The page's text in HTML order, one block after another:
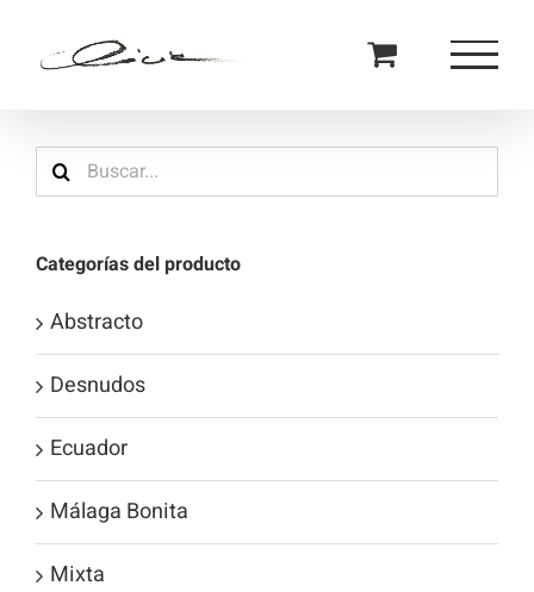
Buscar:
Categorías del producto
Abstracto
Desnudos
Ecuador
Málaga Bonita
Mixta